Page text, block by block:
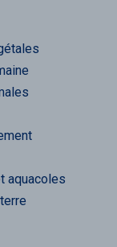
aquacoles